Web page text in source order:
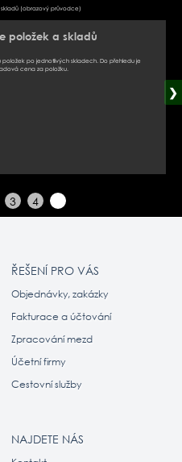
(obrazový průvodce)
položek a skladů
položek po jednotlivých skladech. Do přehledu je
cena za položku.
❯
3 4
ŘEŠENÍ PRO VÁS
Objednávky, zakázky
Fakturace a účtování
Zpracování mezd
Účetní firmy
Cestovní služby
NAJDETE NÁS